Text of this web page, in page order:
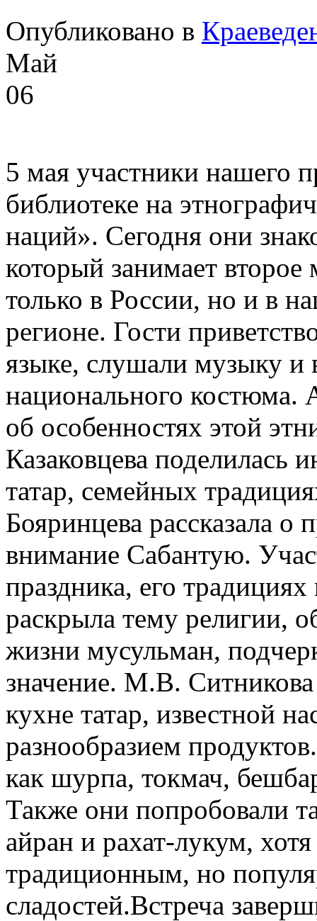
Опубликовано в
Май
06
5 мая участники нашего
библиотеке на
наций». Сегодня они
который занимает
только в России, но и в
регионе. Гости
языке, слушали музыку и
национального костюма.
об особенностях этой
Казаковцева поделилась
татар, семейных
Бояринцева рассказала о
внимание Сабантую.
праздника, его
раскрыла тему религии,
жизни мусульман,
значение. М.В. Ситникова
кухне татар, известной
разнообразием
как шурпа, токмач,
Также они попробовали
айран и рахат-лукум,
традиционным, но
сладостей.Встреча